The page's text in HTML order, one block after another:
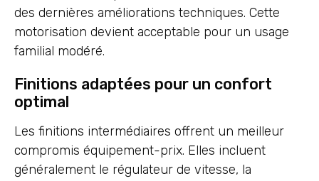
des dernières améliorations techniques. Cette
motorisation devient acceptable pour un usage
familial modéré.
Finitions adaptées pour un confort
optimal
Les finitions intermédiaires offrent un meilleur
compromis équipement-prix. Elles incluent
généralement le régulateur de vitesse, la